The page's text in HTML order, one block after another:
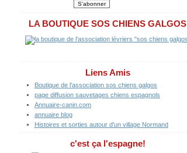
LA BOUTIQUE SOS CHIENS GALGOS
Liens Amis
Boutique de l'association sos chiens galgos
page diffusion sauvetages chiens espagnols
Annuaire-canin.com
annuaire blog
Histoires et sorties autour d'un village Normand
c'est ça l'espagne!